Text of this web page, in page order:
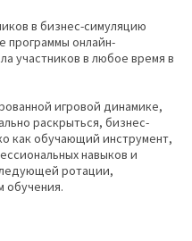
в бизнес-симуляцию
программы онлайн-
участников в любое время в
игровой динамике,
раскрыться, бизнес-
как обучающий инструмент,
навыков и
ротации,
обучения.